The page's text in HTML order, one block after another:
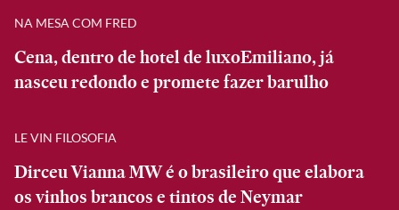
NA MESA COM FRED
Cena, dentro de hotel de luxoEmiliano, já
nasceu redondo e promete fazer barulho
LE VIN FILOSOFIA
Dirceu Vianna MW é o brasileiro que elabora
os vinhos brancos e tintos de Neymar